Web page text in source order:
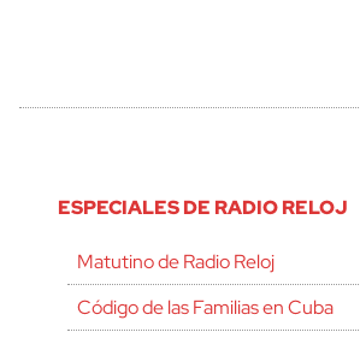
ESPECIALES DE RADIO RELOJ
Matutino de Radio Reloj
Código de las Familias en Cuba